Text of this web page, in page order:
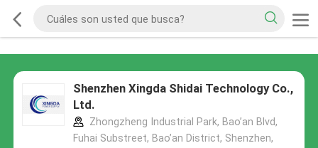
Shenzhen Xingda Shidai Technology Co.,
Ltd.
Zhongzheng Industrial Park, Bao’an Blvd,
Fuhai Substreet, Bao’an District, Shenzhen,